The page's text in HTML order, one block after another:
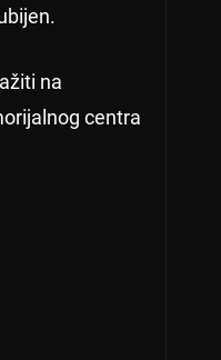
na
centra